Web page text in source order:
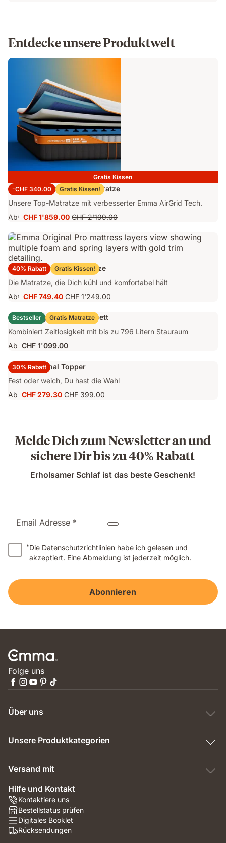
Entdecke unsere Produktwelt
Gratis Kissen
-CHF 340.00
Gratis Kissen!
Emma Performance 26 Matratze
Unsere Top-Matratze mit verbesserter Emma AirGrid Tech.
Ab1
Preis
CHF 1'859.00 Ursprünglicher
CHF 2'199.00
CHF 2'199.00
40% Rabatt Gratis Kissen!
Emma Original Pro Matratze
Die Matratze, die Dich kühl und komfortabel hält
Ab1
Preis
CHF 749.40
CHF 749.40 Ursprünglicher
Preis
CHF 1'249.00
CHF 1'249.00
Bestseller Gratis Matratze
Emma Original Stauraumbett
Kombiniert Zeitlosigkeit mit bis zu 796 Litern Stauraum
Ab CHF 1'099.00
30% Rabatt
Emma Original Topper
Fest oder weich, Du hast die Wahl
Ab Preis
CHF 279.30 Ursprünglicher
CHF 399.00
Melde Dich zum Newsletter an und
sichere Dir bis zu 40% Rabatt
Erholsamer Schlaf ist das beste Geschenk!
Email Adresse *
*Die Datenschutzrichtlinien habe ich gelesen und
akzeptiert. Eine Abmeldung ist jederzeit möglich.
Abonnieren
Folge uns
Über uns
Unsere Produktkategorien
Versand mit
Hilfe und Kontakt
Kontaktiere uns
Bestellstatus prüfen
Digitales Booklet
Rücksendungen